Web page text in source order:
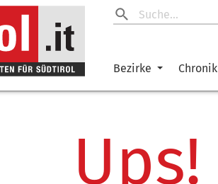
Bezirke Chronik
Ups!